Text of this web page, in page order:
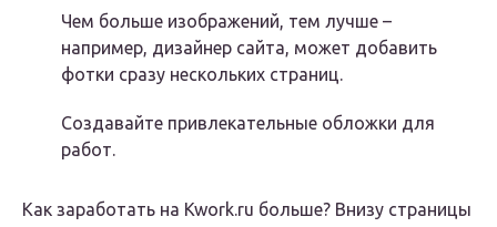
Чем больше изображений, тем лучше –
например, дизайнер сайта, может добавить
фотки сразу нескольких страниц.
Создавайте привлекательные обложки для
работ.
Как заработать на Kwork.ru больше? Внизу страницы